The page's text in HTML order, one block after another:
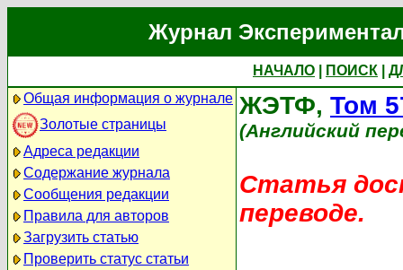
Журнал
НАЧАЛО ПОИСК
Общая информация о журнале
Золотые страницы
Адреса редакции
Содержание журнала
Сообщения редакции
Правила для авторов
Загрузить статью
Проверить статус статьи
ЖЭТФ, Том
(Английский
Статья
переводе.